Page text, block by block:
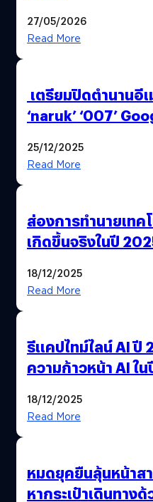
27/05/2026
Read More
เตรียมปิดตำนานอีเ
‘naruk’ ‘007’
25/12/2025
Read More
ส่องการทำนายเทค
เกิดขึ้นจริงในปี
18/12/2025
Read More
รีแคปไทม์ไลน์ AI ปี
ความก้าวหน้า AI ใ
18/12/2025
Read More
หมดยุคยืนลุ้นหน้าส
หากระเป๋าเดินทาง